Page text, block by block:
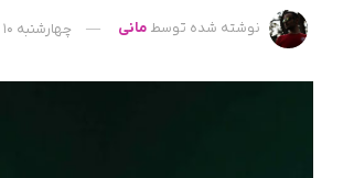
نوشته شده توسط مانی چهارشنبه 10 تیر 1405 - 10:15